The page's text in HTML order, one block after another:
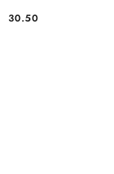
Cena:
30.50